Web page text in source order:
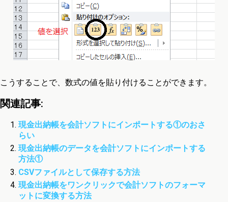
こうすることで、数式の値を貼り付けることができます。
関連記事:
現金出納帳を会計ソフトにインポートする①のおさ
らい
現金出納帳のデータを会計ソフトにインポートする
方法①
CSVファイルとして保存する方法
現金出納帳をワンクリックで会計ソフトのフォーマ
ットに変換する方法